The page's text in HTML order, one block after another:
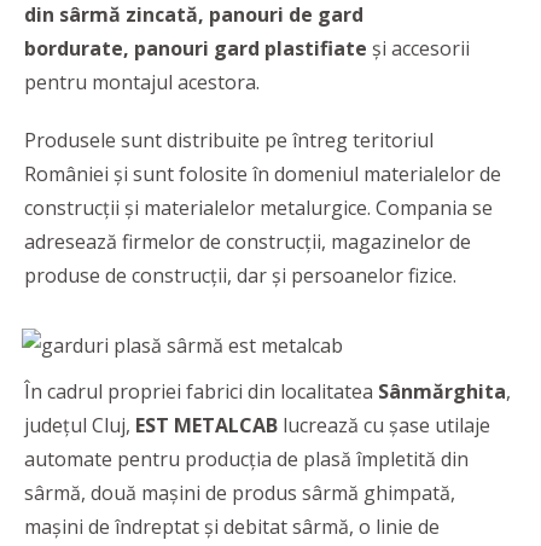
din sârmă zincată, panouri de gard
bordurate, panouri gard plastifiate și accesorii
pentru montajul acestora.
Produsele sunt distribuite pe întreg teritoriul
României și sunt folosite în domeniul materialelor de
construcţii şi materialelor metalurgice. Compania se
adresează firmelor de construcții, magazinelor de
produse de construcții, dar și persoanelor fizice.
În cadrul propriei fabrici din localitatea Sânmărghita,
județul Cluj, EST METALCAB lucrează cu șase utilaje
automate pentru producţia de plasă împletită din
sârmă, două maşini de produs sârmă ghimpată,
maşini de îndreptat şi debitat sârmă, o linie de